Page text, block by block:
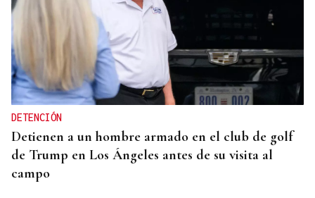
DETENCIÓN
Detienen a un hombre armado en el club de golf
de Trump en Los Ángeles antes de su visita al
campo